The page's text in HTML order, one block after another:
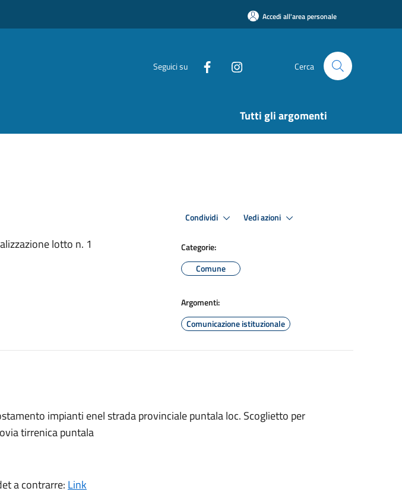
Accedi all'area personale
Seguici su Cerca
Tutti gli argomenti
lotto n. 1
Condividi Vedi azioni
Categorie:
Comune
Argomenti:
Comunicazione istituzionale
impianti enel strada provinciale puntala loc. Scoglietto per
tirrenica puntala
a contrarre: Link